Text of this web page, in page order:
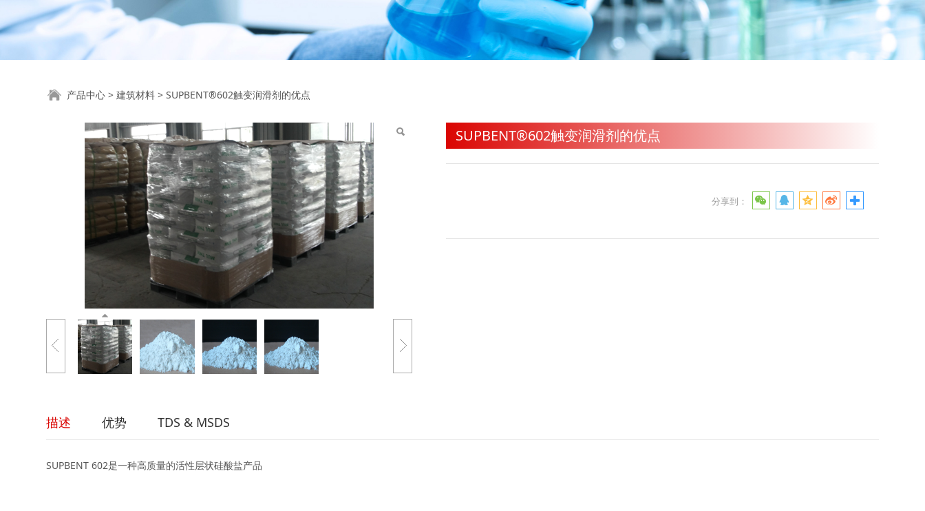
SUPBENT®602触变润滑剂的优点
产品中心 >建筑材料 >SUPBENT®602触变润滑剂的优点
SUPBENT®602触变润滑剂的优点
分享到：
描述 优势 TDS & MSDS
SUPBENT 602是一种高质量的活性层状硅酸盐产品